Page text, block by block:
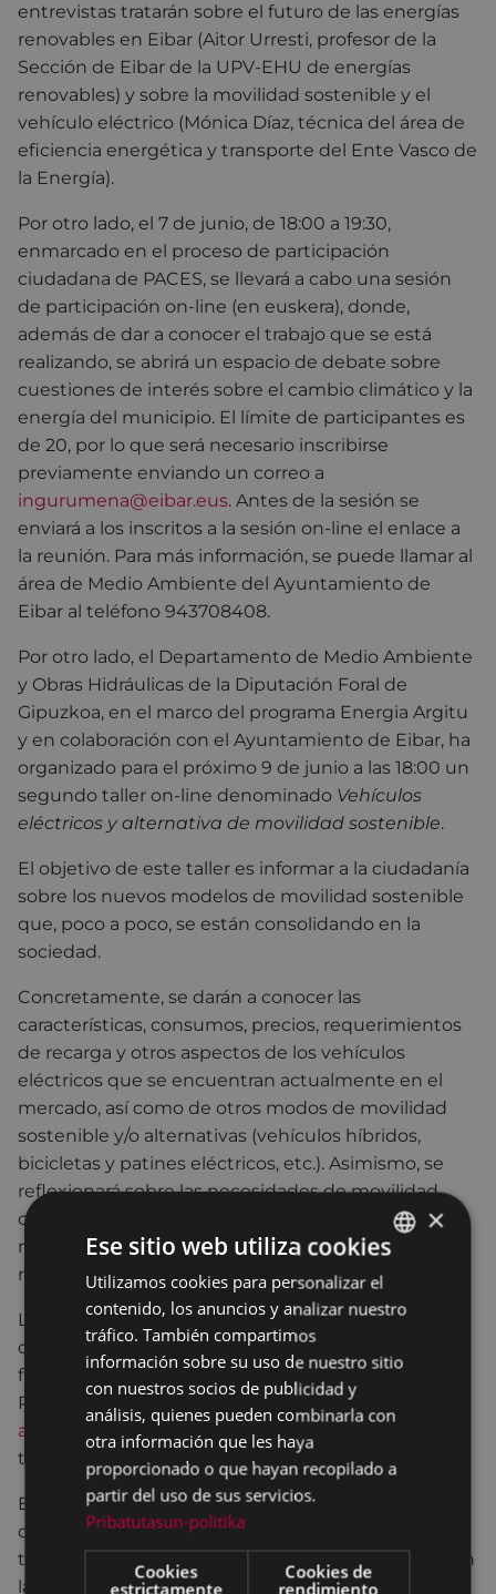
entrevistas tratarán sobre el futuro de las energías
renovables en Eibar (Aitor Urresti, profesor de la
Sección de Eibar de la UPV-EHU de energías
renovables) y sobre la movilidad sostenible y el
vehículo eléctrico (Mónica Díaz, técnica del área de
eficiencia energética y transporte del Ente Vasco de
la Energía).
Por otro lado, el 7 de junio, de 18:00 a 19:30,
enmarcado en el proceso de participación
ciudadana de PACES, se llevará a cabo una sesión
de participación on-line (en euskera), donde,
además de dar a conocer el trabajo que se está
realizando, se abrirá un espacio de debate sobre
cuestiones de interés sobre el cambio climático y la
energía del municipio. El límite de participantes es
de 20, por lo que será necesario inscribirse
previamente enviando un correo a
ingurumena@eibar.eus. Antes de la sesión se
enviará a los inscritos a la sesión on-line el enlace a
la reunión. Para más información, se puede llamar al
área de Medio Ambiente del Ayuntamiento de
Eibar al teléfono 943708408.
Por otro lado, el Departamento de Medio Ambiente
y Obras Hidráulicas de la Diputación Foral de
Gipuzkoa, en el marco del programa Energia Argitu
y en colaboración con el Ayuntamiento de Eibar, ha
organizado para el próximo 9 de junio a las 18:00 un
segundo taller on-line denominado Vehículos
eléctricos y alternativa de movilidad sostenible.
El objetivo de este taller es informar a la ciudadanía
sobre los nuevos modelos de movilidad sostenible
que, poco a poco, se están consolidando en la
sociedad.
Concretamente, se darán a conocer las
características, consumos, precios, requerimientos
de recarga y otros aspectos de los vehículos
eléctricos que se encuentran actualmente en el
mercado, así como de otros modos de movilidad
sostenible y/o alternativas (vehículos híbridos,
bicicletas y patines eléctricos, etc.). Asimismo, se
reflexionará sobre las necesidades de movilidad
cotidiana, las posibilidades de movilidad no
motorizada y las experiencias existentes de
modelos compartidos de vehículos eléctricos.
Las personas que deseen participar en el taller
deben inscribirse antes, dado que es necesario
facilitar el acceso al taller on-line con anterioridad.
Para ello, pueden escribir un correo electrónico a
argitu@gipuzkoa.eus
o llamar a los números de
teléfono 943 16 41 72 o 605 75 76 87.
El taller se celebrará en castellano y las preguntas o
dudas que surjan en el taller se podrán trasladar a
través del chat y se responderán durante el taller en
la medida de lo posible, respondiendo vía correo
BASQUE
SPANISH
×
Ese sitio web utiliza cookies
Utilizamos cookies para personalizar el
contenido, los anuncios y analizar nuestro
tráfico. También compartimos
información sobre su uso de nuestro sitio
con nuestros socios de publicidad y
análisis, quienes pueden combinarla con
otra información que les haya
proporcionado o que hayan recopilado a
partir del uso de sus servicios.
Pribatutasun-politika
Cookies
estrictamente
Cookies de
rendimiento